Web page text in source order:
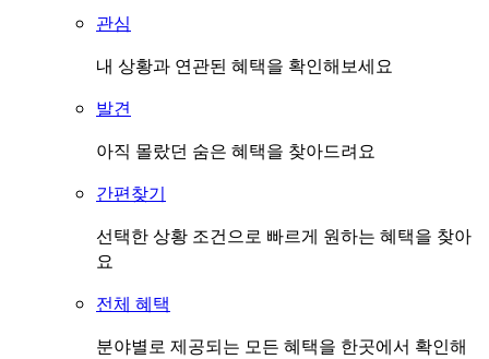
관심
내 상황과 연관된 혜택을 확인해보세요
발견
아직 몰랐던 숨은 혜택을 찾아드려요
간편찾기
선택한 상황 조건으로 빠르게 원하는 혜택을 찾아
요
전체 혜택
분야별로 제공되는 모든 혜택을 한곳에서 확인해